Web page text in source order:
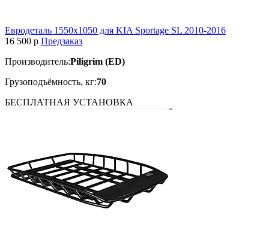
Евродеталь 1550х1050 для KIA Sportage SL 2010-2016
16 500 p Предзаказ
Производитель:Piligrim (ED)
Грузоподъёмность, кг:70
БЕСПЛАТНАЯ УСТАНОВКА